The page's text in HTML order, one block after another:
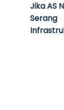
Jika AS
Serang